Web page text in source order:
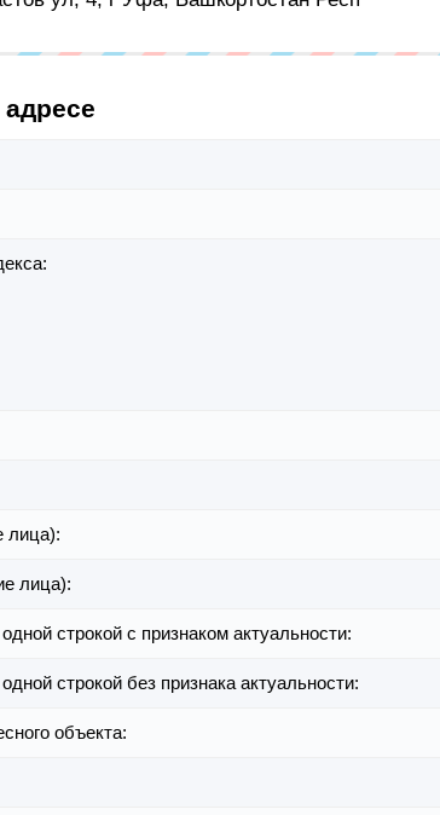
лица):
лица):
строкой с признаком актуальности:
строкой без признака актуальности:
объекта: